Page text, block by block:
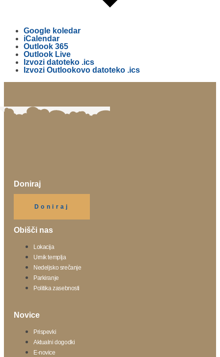
Google koledar
iCalendar
Outlook 365
Outlook Live
Izvozi datoteko .ics
Izvozi Outlookovo datoteko .ics
Doniraj
Doniraj
Obišči nas
Lokacija
Urnik templja
Nedeljsko srečanje
Parkiranje
Politika zasebnosti
Novice
Prispevki
Aktualni dogodki
E-novice